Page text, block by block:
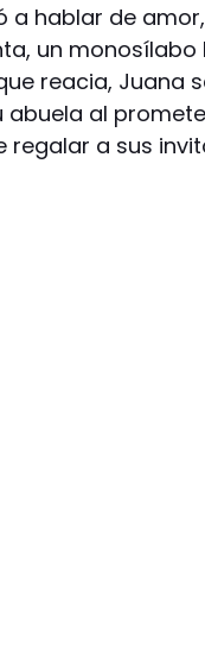
a hablar de
un
reacia, Juana
abuela al
regalar a sus